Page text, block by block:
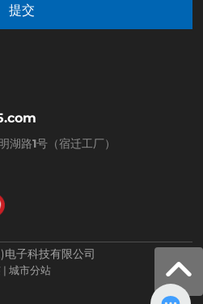
路1号（宿迁工厂）
提交
子科技有限公司
|城市分站